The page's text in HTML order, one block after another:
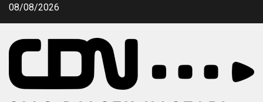
Przejdź
08/08/2026